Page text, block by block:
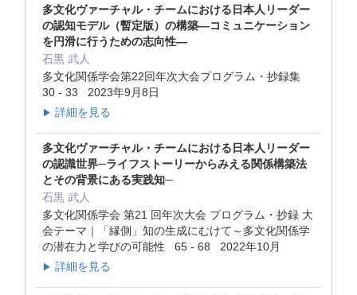
多文化ヴァーチャル・チームにおける日本人リーダー
の認知モデル（暫定版）の構築―コミュニケーション
を円滑に行うための志向性―
石黒 武人
多文化関係学会第22回年次大会プログラム・抄録集
30 - 33 2023年9月8日
▶ 詳細を見る
多文化ヴァーチャル・チームにおける日本人リーダー
の認識世界─ライフストーリーからみえる関係構築法
とその背景にある実践知─
石黒 武人
多文化関係学会 第21 回年次大会 プログラム・抄録 大
会テーマ｜「縁側」知の生成にむけて～多文化関係学
の潜在力と学びの可能性 65 - 68 2022年10月
▶ 詳細を見る